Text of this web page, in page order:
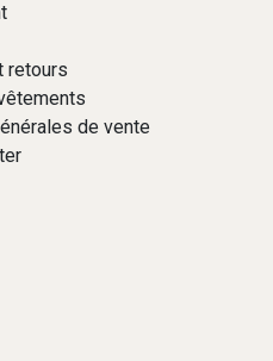
retours
de vente